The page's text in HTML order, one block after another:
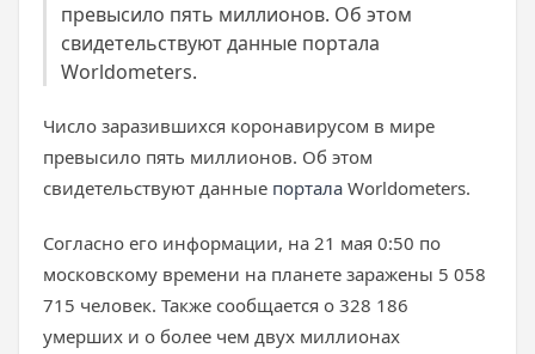
превысило пять миллионов. Об этом
свидетельствуют данные портала
Worldometers.
Число заразившихся коронавирусом в мире
превысило пять миллионов. Об этом
свидетельствуют данные портала Worldometers.
Согласно его информации, на 21 мая 0:50 по
московскому времени на планете заражены 5 058
715 человек. Также сообщается о 328 186
умерших и о более чем двух миллионах